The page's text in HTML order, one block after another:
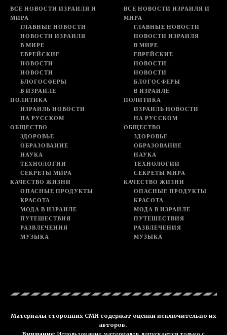
ВСЕ НОВОСТИ ИЗРАИЛЯ И
МИРА
ГЛАВНЫЕ НОВОСТИ
НОВОСТИ ИЗРАИЛЯ
В МИРЕ
ЕВРЕЙСКИЕ
НОВОСТИ
НОВОСТИ
БЛОГОСФЕРЫ
В ИЗРАИЛЕ
ПОЛИТИКА
ИЗРАИЛЬ НОВОСТИ
НА РУССКОМ
ОБЩЕСТВО
ЗДОРОВЬЕ
ОБРАЗОВАНИЕ
НАУКА
ТЕХНОЛОГИИ
СЕКРЕТЫ МИРА
КАЧЕСТВО ЖИЗНИ
ОПАСНЫЕ ПРОДУКТЫ
КРАСОТА
МОДА В ИЗРАИЛЕ
ПУТЕШЕСТВИЯ
РАЗВЛЕЧЕНИЯ
МУЗЫКА
ВСЕ НОВОСТИ ИЗРАИЛЯ И
МИРА
ГЛАВНЫЕ НОВОСТИ
НОВОСТИ ИЗРАИЛЯ
В МИРЕ
ЕВРЕЙСКИЕ
НОВОСТИ
НОВОСТИ
БЛОГОСФЕРЫ
В ИЗРАИЛЕ
ПОЛИТИКА
ИЗРАИЛЬ НОВОСТИ
НА РУССКОМ
ОБЩЕСТВО
ЗДОРОВЬЕ
ОБРАЗОВАНИЕ
НАУКА
ТЕХНОЛОГИИ
СЕКРЕТЫ МИРА
КАЧЕСТВО ЖИЗНИ
ОПАСНЫЕ ПРОДУКТЫ
КРАСОТА
МОДА В ИЗРАИЛЕ
ПУТЕШЕСТВИЯ
РАЗВЛЕЧЕНИЯ
МУЗЫКА
Материалы сторонних СМИ содержат оценки исключительно их
авторов.